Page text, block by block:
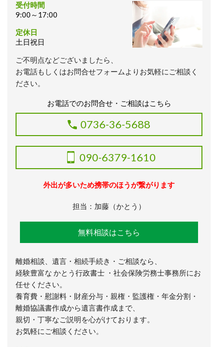
受付時間
9:00～17:00
定休日
土日祝日
ご不明点などございましたら、
お電話もしくはお問合せフォームよりお気軽にご相談く
ださい。
お電話でのお問合せ・ご相談はこちら
0736-36-5688
090-6379-1610
外出が多いため携帯のほうが繋がります
担当：加藤（かとう）
無料相談はこちら
離婚相談、遺言・相続手続き・ご相談なら、
経験豊富な かとう行政書士 ・社会保険労務士事務所にお
任せください。
養育費・慰謝料・財産分与・親権・監護権・年金分割・
離婚協議書作成から遺言書作成まで、
親切・丁寧なご説明を心がけております。
お気軽にご相談ください。